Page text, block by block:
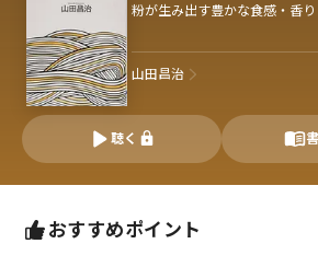
粉が生み出す豊かな食感・香
山田昌治
聴く
おすすめポイント